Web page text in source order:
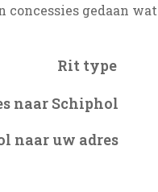
concessies gedaan
Rit type
naar Schiphol
naar uw adres